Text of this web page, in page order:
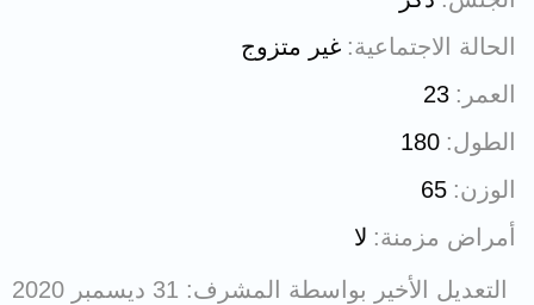
الحالة الاجتماعية غير متزوج
العمر
23
الطول 180
الوزن 65
أمراض مزمنة لا
التعديل الأخير بواسطة المشرف: 31 ديسمبر 2020